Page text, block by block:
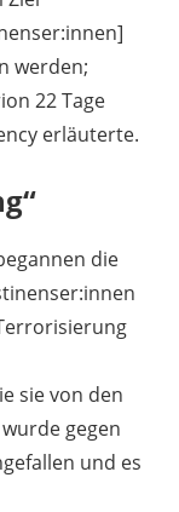
werden;
22 Tage
erläuterte.
die
sie von den
gegen
und es